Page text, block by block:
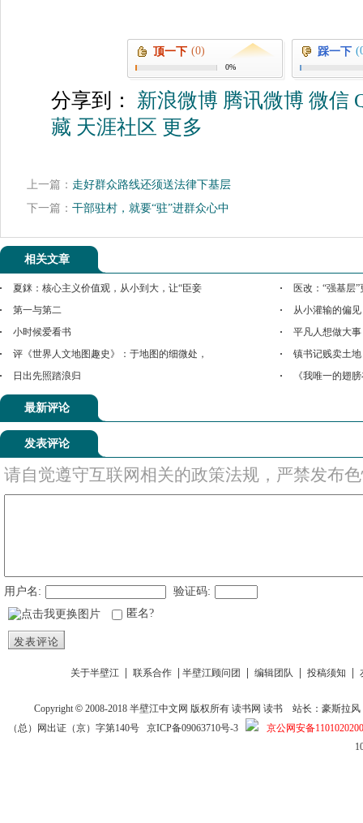
顶一下 (0)
0%
踩一下
分享到： 新浪微博 腾讯微博 微信
藏 天涯社区 更多
上一篇： 走好群众路线还须送法律下基层
下一篇： 干部驻村，就要“驻”进群众心中
相关文章
夏銤：核心主义价值观，从小到大，让“臣妾
医改：“强基层
第一与第二
从小灌输的偏见
小时候爱看书
平凡人想做大事
评《世界人文地图趣史》：于地图的细微处，
镇书记贱卖土
日出先照踏浪归
《我唯一的翅
最新评论
发表评论
请自觉遵守互联网相关的政策法规，严禁发布
用户名:
验证码:
匿名?
发表评论
关于半壁江 联系合作 半壁江顾问团 编辑团队 投稿须知
Copyright © 2008-2018半壁江中文网 版权所有读书网 读书
站长：豪斯拉风
（总）网出证（京）字第140号 京ICP备09063710号-3
京公网安备